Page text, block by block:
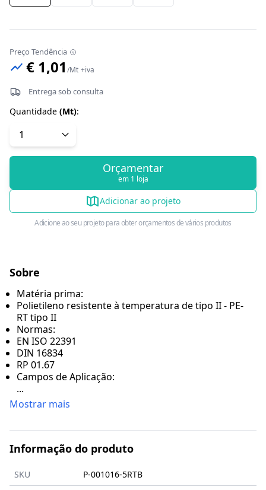
Preço Tendência
€ 1,01 /Mt +iva
Entrega sob consulta
Quantidade (Mt):
Orçamentar
em 1 loja
Adicionar ao projeto
Adicione ao seu projeto para obter orçamentos de vários produtos
Sobre
Matéria prima:
Polietileno resistente à temperatura de tipo II - PE-
RT tipo II
Normas:
EN ISO 22391
DIN 16834
RP 01.67
Campos de Aplicação:
...
Mostrar mais
Informação do produto
SKU
P-001016-5RTB